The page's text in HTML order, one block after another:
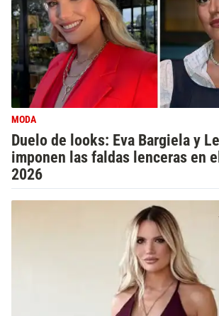
MODA
Duelo de looks: Eva Bargiela y
imponen las faldas lenceras en
2026